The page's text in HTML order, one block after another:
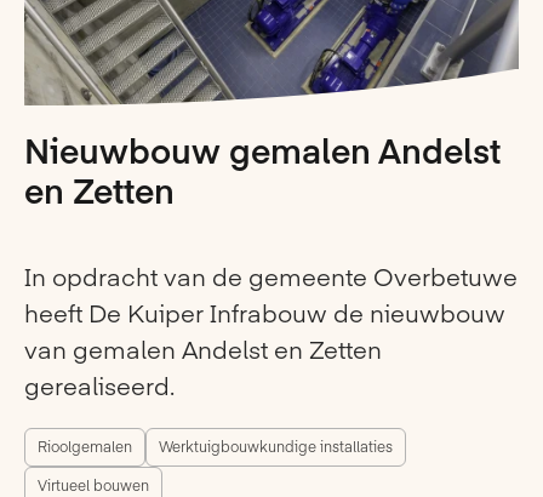
Nieuwbouw gemalen Andelst
en Zetten
In opdracht van de gemeente Overbetuwe
heeft De Kuiper Infrabouw de nieuwbouw
van gemalen Andelst en Zetten
gerealiseerd.
Rioolgemalen
Werktuigbouwkundige installaties
Virtueel bouwen